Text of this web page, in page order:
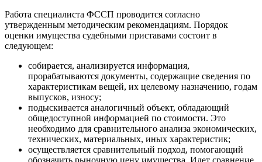
Работа специалиста ФССП проводится согласно
утвержденным методическим рекомендациям. Порядок
оценки имущества судебными приставами состоит в
следующем:
собирается, анализируется информация,
прорабатываются документы, содержащие сведения по
характеристикам вещей, их целевому назначению, годам
выпусков, износу;
подыскивается аналогичный объект, обладающий
общедоступной информацией по стоимости. Это
необходимо для сравнительного анализа экономических,
технических, материальных, иных характеристик;
осуществляется сравнительный подход, помогающий
обозначить рыночную цену имущества. Идет сравнение